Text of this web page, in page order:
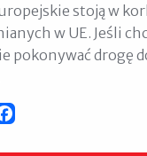
stoją w
w UE. Jeśli
pokonywać drogę